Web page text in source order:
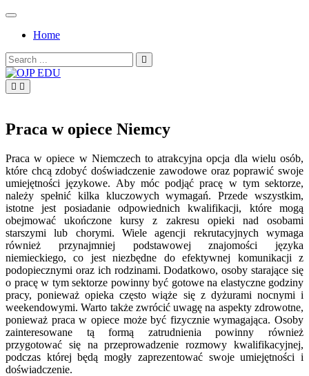
Skip
contentHome
Search
for:
Praca w opiece Niemcy
Praca w opiece w Niemczech to atrakcyjna opcja dla wielu osób,
które chcą zdobyć doświadczenie zawodowe oraz poprawić swoje
umiejętności językowe. Aby móc podjąć pracę w tym sektorze,
należy spełnić kilka kluczowych wymagań. Przede wszystkim,
istotne jest posiadanie odpowiednich kwalifikacji, które mogą
obejmować ukończone kursy z zakresu opieki nad osobami
starszymi lub chorymi. Wiele agencji rekrutacyjnych wymaga
również przynajmniej podstawowej znajomości języka
niemieckiego, co jest niezbędne do efektywnej komunikacji z
podopiecznymi oraz ich rodzinami. Dodatkowo, osoby starające się
o pracę w tym sektorze powinny być gotowe na elastyczne godziny
pracy, ponieważ opieka często wiąże się z dyżurami nocnymi i
weekendowymi. Warto także zwrócić uwagę na aspekty zdrowotne,
ponieważ praca w opiece może być fizycznie wymagająca. Osoby
zainteresowane tą formą zatrudnienia powinny również
przygotować się na przeprowadzenie rozmowy kwalifikacyjnej,
podczas której będą mogły zaprezentować swoje umiejętności i
doświadczenie.